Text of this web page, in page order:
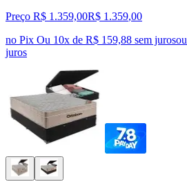
Preço R$ 1.359,00R$ 1.359,00
no Pix Ou 10x de R$ 159,88 sem jurosou
juros